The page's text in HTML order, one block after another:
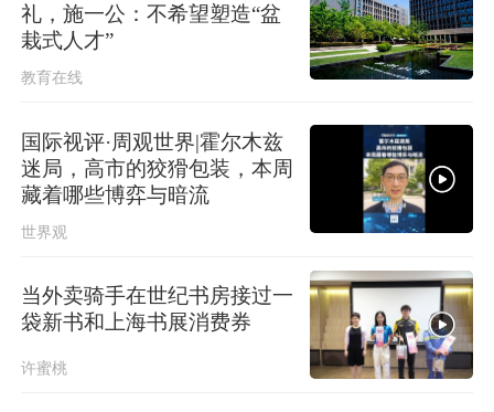
日本熊本县发生4.2级地震
中央气象台升级发布台风红色预警
礼，施一公：不希望塑造“盆
栽式人才”
教育在线
国际视评·周观世界|霍尔木兹
迷局，高市的狡猾包装，本周
藏着哪些博弈与暗流
世界观
当外卖骑手在世纪书房接过一
袋新书和上海书展消费券
许蜜桃